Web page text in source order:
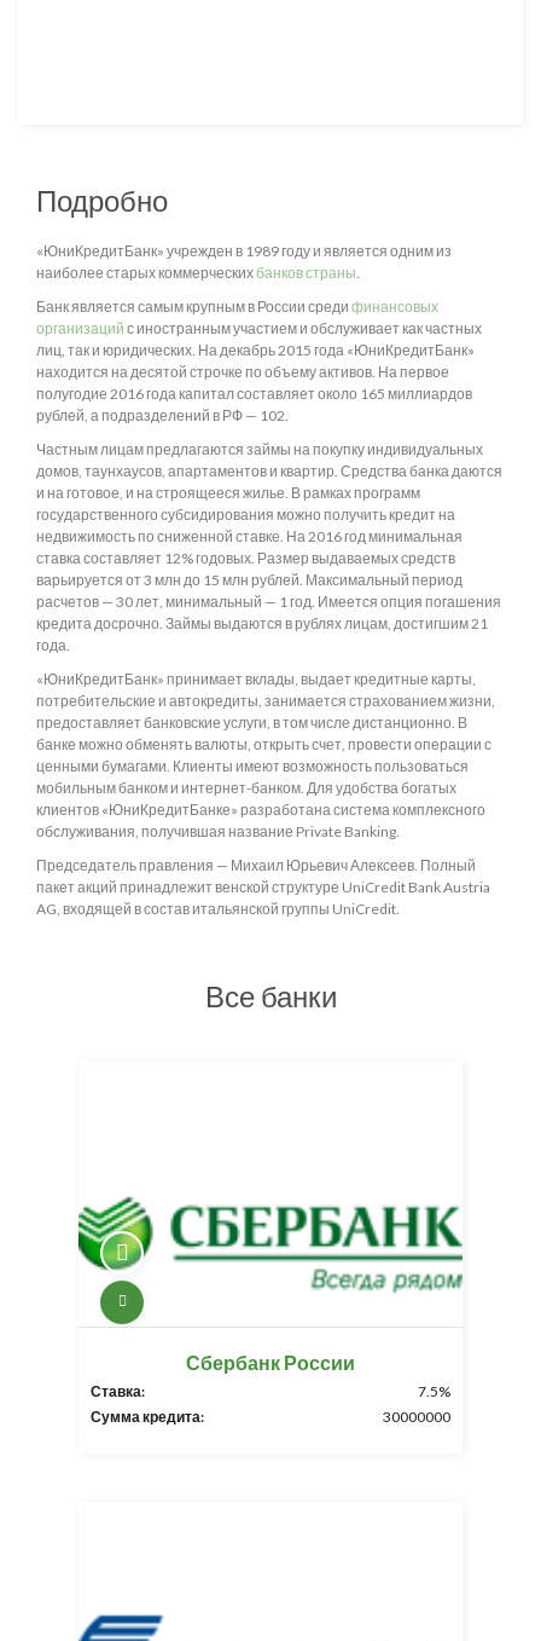
Подробно
«ЮниКредитБанк» учрежден в 1989 году и является одним из
наиболее старых коммерческихбанков страны
Банк является самым крупным в России среди финансовых
организаций с иностранным участием и обслуживает как частных
лиц, так и юридических. На декабрь 2015 года «ЮниКредитБанк»
находится на десятой строчке по объему активов. На первое
полугодие 2016 года капитал составляет около 165 миллиардов
рублей, а подразделений в РФ — 102.
Частным лицам предлагаются займы на покупку индивидуальных
домов, таунхаусов, апартаментов и квартир. Средства банка даются
и на готовое, и на строящееся жилье. В рамках программ
государственного субсидирования можно получить кредит на
недвижимость по сниженной ставке. На 2016 год минимальная
ставка составляет 12% годовых. Размер выдаваемых средств
варьируется от 3 млн до 15 млн рублей. Максимальный период
расчетов — 30 лет, минимальный — 1 год. Имеется опция погашения
кредита досрочно. Займы выдаются в рублях лицам, достигшим 21
года.
«ЮниКредитБанк» принимает вклады, выдает кредитные карты,
потребительские и автокредиты, занимается страхованием жизни,
предоставляет банковские услуги, в том числе дистанционно. В
банке можно обменять валюты, открыть счет, провести операции с
ценными бумагами. Клиенты имеют возможность пользоваться
мобильным банком и интернет-банком. Для удобства богатых
клиентов «ЮниКредитБанке» разработана система комплексного
обслуживания, получившая название Private Banking.
Председатель правления — Михаил Юрьевич Алексеев. Полный
пакет акций принадлежит венской структуре UniCredit Bank Austria
AG, входящей в состав итальянской группы UniCredit.
Все банки
Сбербанк России
Ставка:
7.5%
Сумма кредита:
30000000